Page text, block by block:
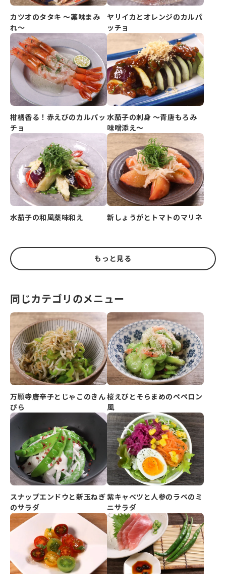
カツオのタタキ ～薬味まみ
れ～
ヤリイカとオレンジのカルパ
ッチョ
柑橘香る！赤えびのカルパッ
チョ
水茄子の刺身 ～青唐もろみ
味噌添え～
水茄子の和風薬味和え 新しょうがとトマトのマリネ
もっと見る
同じカテゴリのメニュー
万願寺唐辛子とじゃこのきん
ぴら
桜えびとそらまめのペペロン
風
スナップエンドウと新玉ねぎ
のサラダ
紫キャベツと人参のラペのミ
ニサラダ